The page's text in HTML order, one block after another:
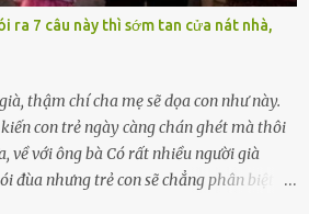
của họ. Tôi đã từng đặt cược cả thanh
– và giờ, tôi chỉ còn lại chính mình. Tôi lên
chạy khỏi thành phố và nỗi đau. Tôi v...
ra 7 câu này thì sớm tan cửa nát nhà,
thậm chí cha mẹ sẽ dọa con như này.
con trẻ ngày càng chán ghét mà thôi
về với ông bà Có rất nhiều người già
đùa nhưng trẻ con sẽ chẳng phân biệt